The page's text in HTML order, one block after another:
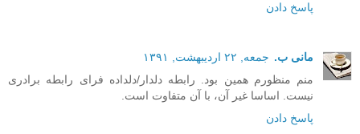
پاسخ دادن
مانی ب. جمعه, ۲۲ اردیبهشت, ۱۳۹۱
منم منظورم همین بود. رابطه دلدار/دلداده فرای رابطه برادری
نیست. اساسا غیر آن، با آن متفاوت است.
پاسخ دادن